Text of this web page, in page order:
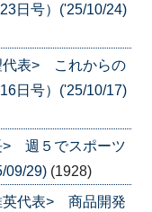
日号）('25/10/24)
表> これからの
日号）('25/10/17)
週５でスポーツ
09/29) (1928)
代表> 商品開発